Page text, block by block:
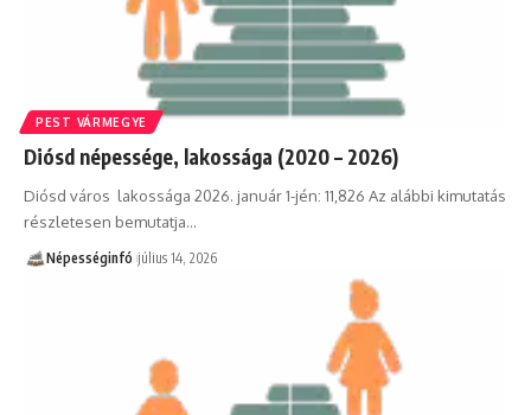
PEST VÁRMEGYE
Diósd népessége, lakossága (2020 – 2026)
Diósd város lakossága 2026. január 1-jén: 11,826 Az alábbi kimutatás
részletesen bemutatja…
Népességinfó július 14, 2026